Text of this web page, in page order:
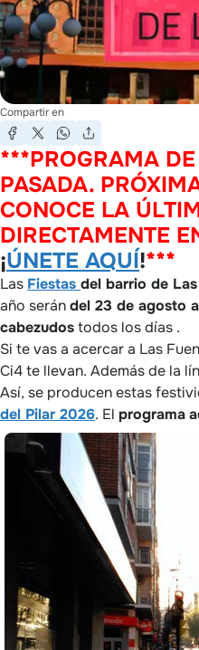
Compartir en
***PROGRAMA
PASADA.
CONOCE LA
DIRECTAMENTE
¡ÚNETE AQUÍ!***
Las Fiestas del barrio de
año serándel 23 de agosto
cabezudostodos los días .
Si te vas a acercar a Las
Ci4 te llevan. Además de la
Así, se producen estas
del Pilar 2026. El programa